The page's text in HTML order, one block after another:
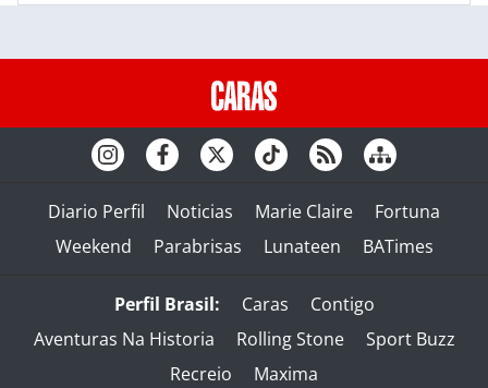
Diario Perfil Noticias Marie Claire
Fortuna
Weekend
Parabrisas Lunateen BATimes
Perfil Brasil: Caras
Contigo
Aventuras Na Historia
Rolling Stone
Sport Buzz
Recreio
Maxima